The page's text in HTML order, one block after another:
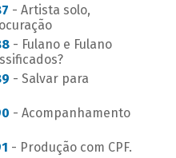
- Artista solo,
- Fulano e Fulano
- Salvar para
- Acompanhamento
- Produção com CPF.